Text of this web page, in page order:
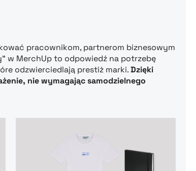
pracownikom, partnerom biznesowym
w MerchUp to odpowiedź na potrzebę
odzwierciedlają prestiż marki.Dzięki
nie wymagając samodzielnego